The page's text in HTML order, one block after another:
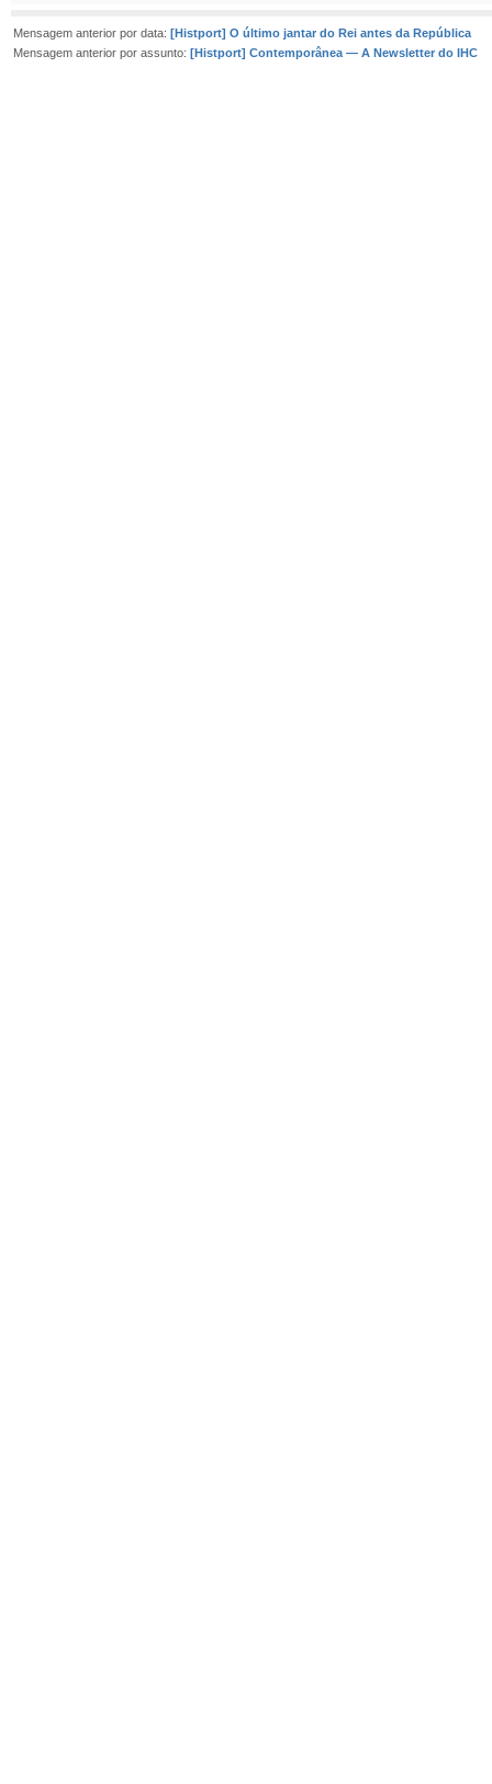
Mensagem anterior por data: [Histport] O último jantar do Rei antes da República
Mensagem anterior por assunto: [Histport] Contemporânea — A Newsletter do IHC